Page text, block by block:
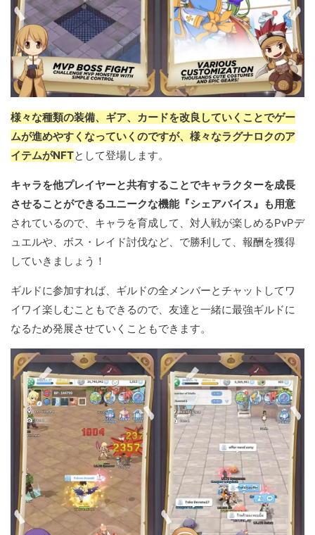
様々な種類の装備、ギア、カードを改良していくことでゲー
ムが進めやすくなっていくのですが、様々なラグナロクのア
イテムがNFTとして登場します。
キャラを他プレイヤーと共有することでキャラクターを成長
させることができるユニークな機能『シェアバイス』も用意
されているので、キャラを育成して、対人戦が楽しめるPvPデ
ュエルや、ボス・レイド討伐など、で勝利して、報酬を獲得
していきましょう！
ギルドに参加すれば、ギルドの全メンバーとチャットしてワ
イワイ楽しむこともできるので、友達と一緒に最強ギルドに
なるため発展させていくこともできます。